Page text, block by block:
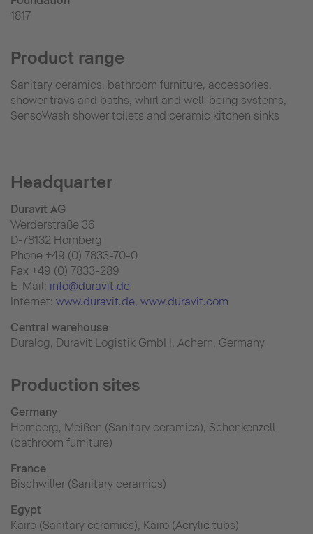
1817
Product range
Sanitary ceramics, bathroom furniture, accessories,
shower trays and baths, whirl and well-being systems,
SensoWash shower toilets and ceramic kitchen sinks
Headquarter
Duravit AG
Werderstraße 36
D-78132 Hornberg
Phone +49 (0) 7833-70-0
Fax +49 (0) 7833-289
E-Mail: info@duravit.de
Internet: www.duravit.de, www.duravit.com
Central warehouse
Duralog, Duravit Logistik GmbH, Achern, Germany
Production sites
Germany
Hornberg, Meißen (Sanitary ceramics), Schenkenzell
(bathroom furniture)
France
Bischwiller (Sanitary ceramics)
Egypt
Kairo (Sanitary ceramics), Kairo (Acrylic tubs)